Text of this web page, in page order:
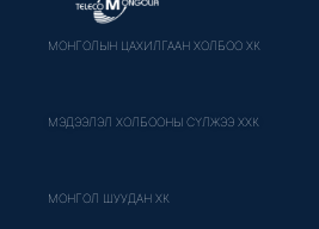
МОНГОЛЫН ЦАХИЛГААН ХОЛБОО ХК
МЭДЭЭЛЭЛ ХОЛБООНЫ СҮЛЖЭЭ ХХК
МОНГОЛ ШУУДАН ХК